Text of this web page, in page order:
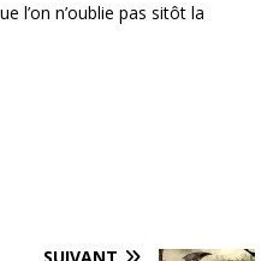
l’on n’oublie pas sitôt la